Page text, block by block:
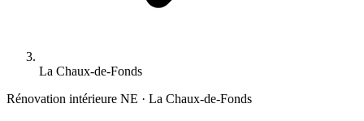
La Chaux-de-Fonds
Rénovation intérieure NE · La Chaux-de-Fonds